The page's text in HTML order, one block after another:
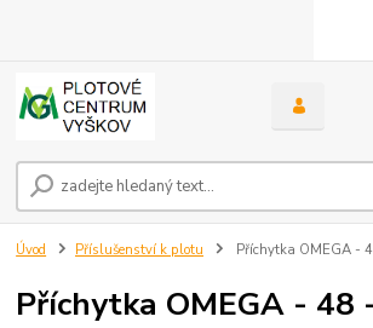
Úvod Příslušenství k plotu Příchytka OMEGA -
Příchytka OMEGA - 48